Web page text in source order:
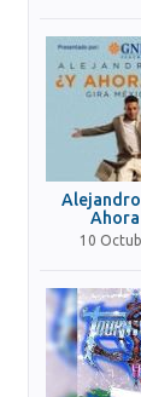
Alejandro
Ahora
10